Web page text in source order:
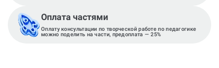
Оплата частями
Оплату консультации по творческой работе по педагогике
можно поделить на части, предоплата — 25%